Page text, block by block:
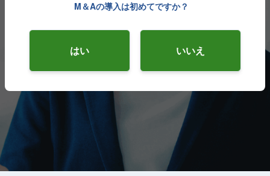
M＆Aの導入は初めてですか？
はい いいえ